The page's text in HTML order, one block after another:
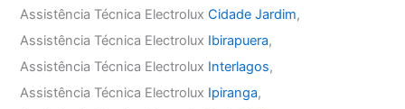
Assistência Técnica ElectroluxCidade Jardim,
Assistência Técnica Electrolux Ibirapuera,
Assistência Técnica Electrolux Interlagos,
Assistência Técnica Electrolux Ipiranga,